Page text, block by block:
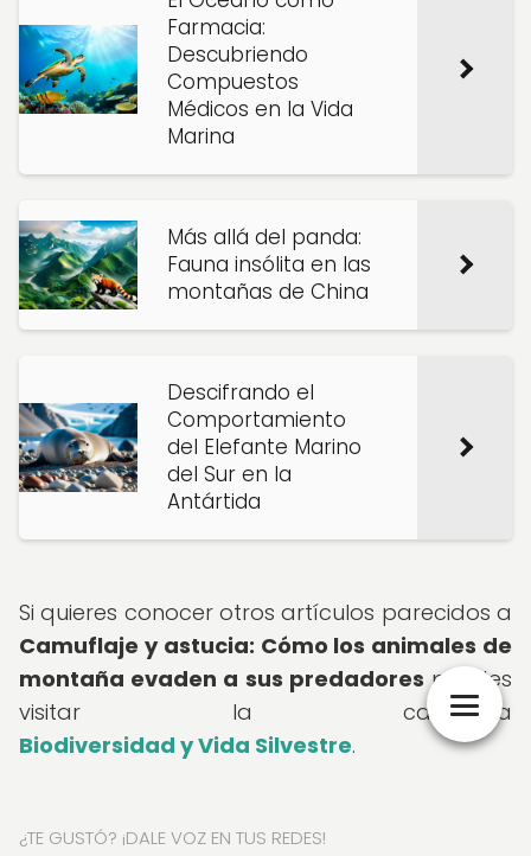
Farmacia:
Descubriendo
Compuestos
Médicos en la Vida
Marina
Más allá del panda:
Fauna insólita en las
montañas de China
Descifrando el
Comportamiento
del Elefante Marino
del Sur en la
Antártida
Si quieres conocer otros artículos parecidos a
Camuflaje y astucia: Cómo los animales de
montaña evaden a sus predadores puedes
visitar la categoría
Biodiversidad y Vida Silvestre.
¿TE GUSTÓ? ¡DALE VOZ EN TUS REDES!